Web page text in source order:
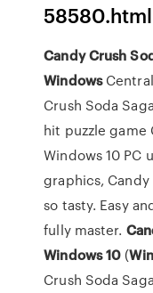
58580.html
Candy Crush
Windows
Crush Soda
hit puzzle game
Windows 10 PC
graphics,
so tasty. Easy
fully master.
Windows10 (
Crush Soda